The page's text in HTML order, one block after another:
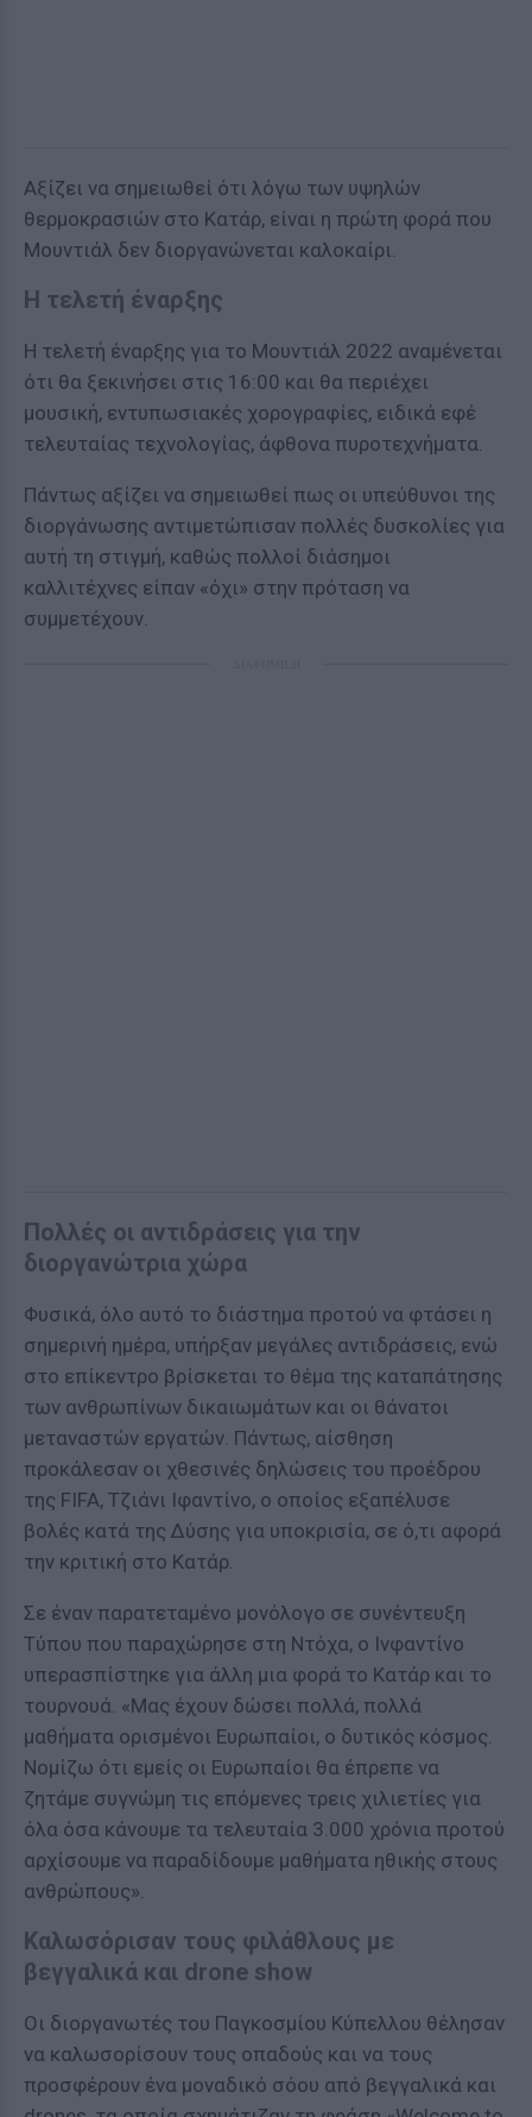
Αξίζει να σημειωθεί ότι λόγω των υψηλών
θερμοκρασιών στο Κατάρ, είναι η πρώτη φορά που
Μουντιάλ δεν διοργανώνεται καλοκαίρι.
Η τελετή έναρξης
Η τελετή έναρξης για το Μουντιάλ 2022 αναμένεται
ότι θα ξεκινήσει στις 16:00 και θα περιέχει
μουσική, εντυπωσιακές χορογραφίες, ειδικά εφέ
τελευταίας τεχνολογίας, άφθονα πυροτεχνήματα.
Πάντως αξίζει να σημειωθεί πως οι υπεύθυνοι της
διοργάνωσης αντιμετώπισαν πολλές δυσκολίες για
αυτή τη στιγμή, καθώς πολλοί διάσημοι
καλλιτέχνες είπαν «όχι» στην πρόταση να
συμμετέχουν.
Πολλές οι αντιδράσεις για την
διοργανώτρια χώρα
Φυσικά, όλο αυτό το διάστημα προτού να φτάσει η
σημερινή ημέρα, υπήρξαν μεγάλες αντιδράσεις, ενώ
στο επίκεντρο βρίσκεται το θέμα της καταπάτησης
των ανθρωπίνων δικαιωμάτων και οι θάνατοι
μεταναστών εργατών. Πάντως, αίσθηση
προκάλεσαν οι χθεσινές δηλώσεις του προέδρου
της FIFA, Τζιάνι Ιφαντίνο, ο οποίος εξαπέλυσε
βολές κατά της Δύσης για υποκρισία, σε ό,τι αφορά
την κριτική στο Κατάρ.
Σε έναν παρατεταμένο μονόλογο σε συνέντευξη
Τύπου που παραχώρησε στη Ντόχα, ο Ινφαντίνο
υπερασπίστηκε για άλλη μια φορά το Κατάρ και το
τουρνουά. «Μας έχουν δώσει πολλά, πολλά
μαθήματα ορισμένοι Ευρωπαίοι, ο δυτικός κόσμος.
Νομίζω ότι εμείς οι Ευρωπαίοι θα έπρεπε να
ζητάμε συγνώμη τις επόμενες τρεις χιλιετίες για
όλα όσα κάνουμε τα τελευταία 3.000 χρόνια προτού
αρχίσουμε να παραδίδουμε μαθήματα ηθικής στους
ανθρώπους».
Kαλωσόρισαν τους φιλάθλους με
βεγγαλικά και drone show
Oι διοργανωτές του Παγκοσμίου Κύπελλου θέλησαν
να καλωσορίσουν τους οπαδούς και να τους
προσφέρουν ένα μοναδικό σόου από βεγγαλικά και